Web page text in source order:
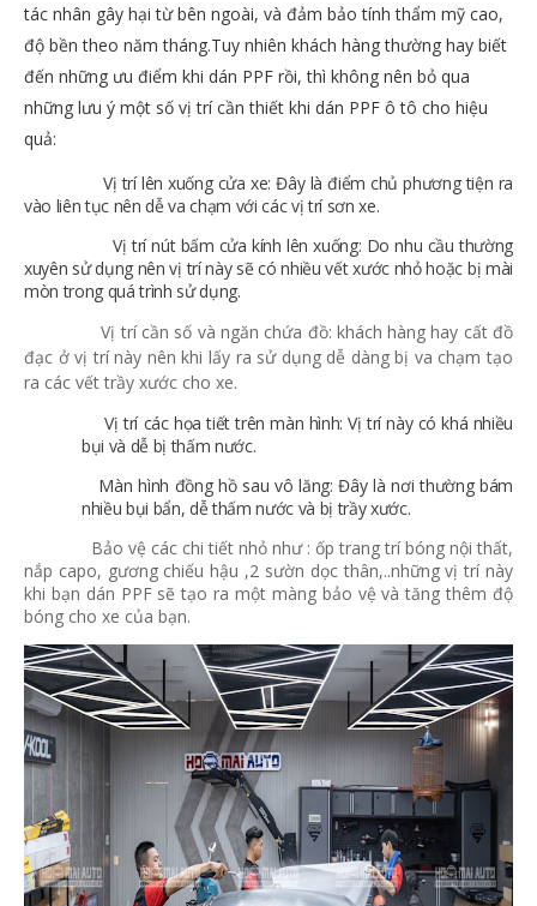
tác nhân gây hại từ bên ngoài, và đảm bảo tính thẩm mỹ cao,
độ bền theo năm tháng.Tuy nhiên khách hàng thường hay biết
đến những ưu điểm khi dán PPF rồi, thì không nên bỏ qua
những lưu ý một số vị trí cần thiết khi dán PPF ô tô cho hiệu
quả:
Vị trí lên xuống cửa xe: Đây là điểm chủ phương tiện ra
vào liên tục nên dễ va chạm với các vị trí sơn xe.
Vị trí nút bấm cửa kính lên xuống: Do nhu cầu thường
xuyên sử dụng nên vị trí này sẽ có nhiều vết xước nhỏ hoặc bị mài
mòn trong quá trình sử dụng.
Vị trí cần số và ngăn chứa đồ: khách hàng hay cất đồ
đạc ở vị trí này nên khi lấy ra sử dụng dễ dàng bị va chạm tạo
ra các vết trầy xước cho xe.
Vị trí các họa tiết trên màn hình: Vị trí này có khá nhiều
bụi và dễ bị thấm nước.
Màn hình đồng hồ sau vô lăng: Đây là nơi thường bám
nhiều bụi bẩn, dễ thấm nước và bị trầy xước.
Bảo vệ các chi tiết nhỏ như : ốp trang trí bóng nội thất,
nắp capo, gương chiếu hậu ,2 sườn dọc thân,..những vị trí này
khi bạn dán PPF sẽ tạo ra một màng bảo vệ và tăng thêm độ
bóng cho xe của bạn.